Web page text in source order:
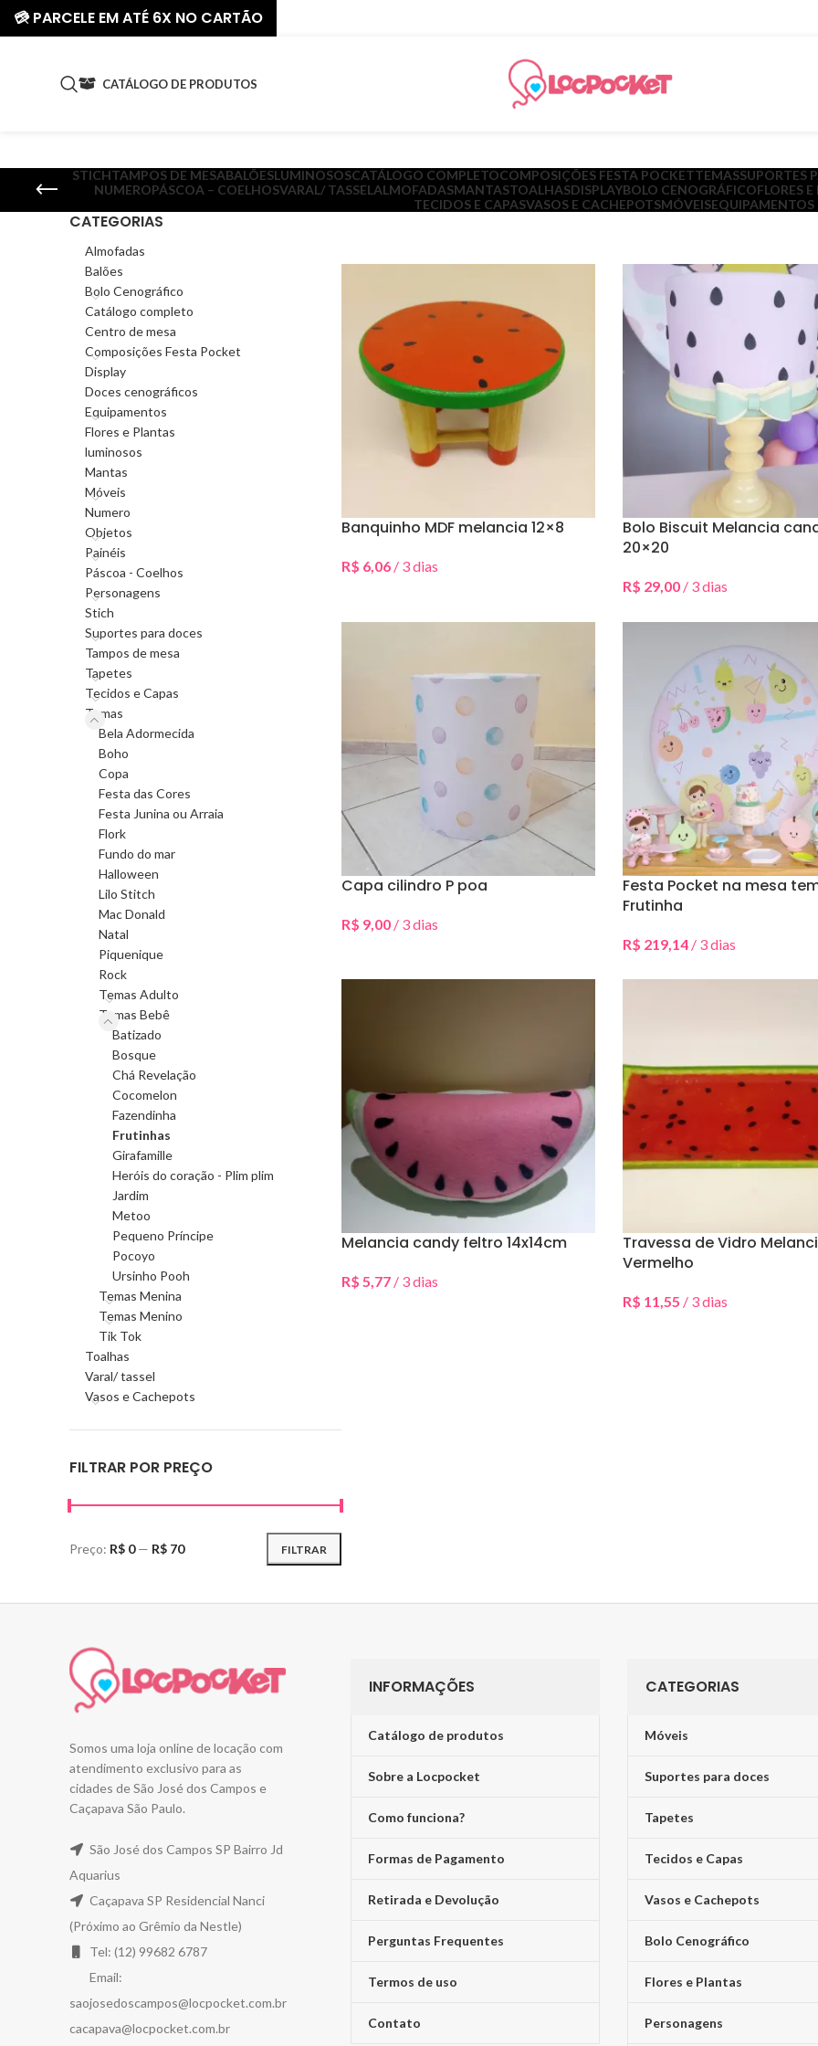
CATÁLOGO DE PRODUTOS
STICHTAMPOS DE MESABALÕESLUMINOSOSCATÁLOGO COMPLETOCOMPOSIÇÕES FESTA POCKETTEMASSUPORTES
NUMEROPÁSCOA – COELHOSVARAL/ TASSELALMOFADASMANTASTOALHASDISPLAYBOLO CENOGRÁFICOFLORES
TECIDOS E CAPASVASOS E CACHEPOTSMÓVEISEQUIPAMENTOS
CATEGORIAS
Almofadas
Balões
Bolo Cenográfico
Catálogo completo
Centro de mesa
Composições Festa Pocket
Display
Doces cenográficos
Equipamentos
Flores e Plantas
luminosos
Mantas
Móveis
Numero
Objetos
Painéis
Páscoa - Coelhos
Personagens
Stich
Suportes para doces
Tampos de mesa
Tapetes
Tecidos e Capas
Temas
Bela Adormecida
Boho
Copa
Festa das Cores
Festa Junina ou Arraia
Flork
Fundo do mar
Halloween
Lilo Stitch
Mac Donald
Natal
Piquenique
Rock
Temas Adulto
Temas Bebê
Batizado
Bosque
Chá Revelação
Cocomelon
Fazendinha
Frutinhas
Girafamille
Heróis do coração - Plim plim
Jardim
Metoo
Pequeno Príncipe
Pocoyo
Ursinho Pooh
Temas Menina
Temas Menino
Tik Tok
Toalhas
Varal/ tassel
Vasos e Cachepots
FILTRAR POR PREÇO
FILTRAR
Preço: R$ 0— R$ 70
Banquinho MDF melancia 12×8
R$ 6,06 / 3 dias
Bolo Biscuit Melancia
20×20
R$ 29,00 / 3 dias
Capa cilindro P poa
R$ 9,00 / 3 dias
Festa Pocket na mesa
Frutinha
R$ 219,14 / 3 dias
Melancia candy feltro 14x14cm
R$ 5,77 / 3 dias
Travessa de Vidro
Vermelho
R$ 11,55 / 3 dias
Somos uma loja online de locação com
atendimento exclusivo para as
cidades de São José dos Campos e
Caçapava São Paulo.
São José dos Campos SP Bairro Jd
Aquarius
Caçapava SP Residencial Nanci
(Próximo ao Grêmio da Nestle)
Tel: (12) 99682 6787
Email:
saojosedoscampos@locpocket.com.br
cacapava@locpocket.com.br
INFORMAÇÕES
Catálogo de produtos
Sobre a Locpocket
Como funciona?
Formas de Pagamento
Retirada e Devolução
Perguntas Frequentes
Termos de uso
Contato
CATEGORIAS
Móveis
Suportes para doces
Tapetes
Tecidos e Capas
Vasos e Cachepots
Bolo Cenográfico
Flores e Plantas
Personagens
💳 PARCELE EM ATÉ 6X NO CARTÃO